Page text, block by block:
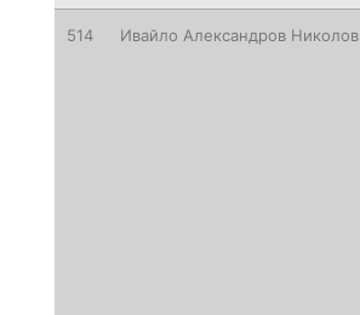
514 Ивайло Александров Николов